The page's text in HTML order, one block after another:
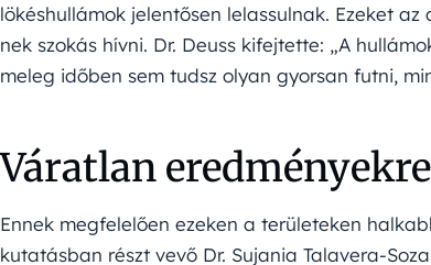
lökéshullámok jelentősen lelassulnak. Ezeket
nek szokás hívni. Dr. Deuss kifejtette: „A
meleg időben sem tudsz olyan gyorsan futni,
Váratlan
Ennek megfelelően ezeken a területeken
kutatásban részt vevő Dr. Sujania Talavera-